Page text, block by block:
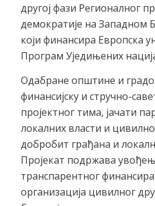
другој фази Регионалног
демократије на Западном
који финансира Европска
Програм Уједињених
Одабране општине и
финансијску и стручно-
пројектног тима, јачати
локалних власти и
добробит грађана и
Пројекат подржава
транспарентног
организација цивилног